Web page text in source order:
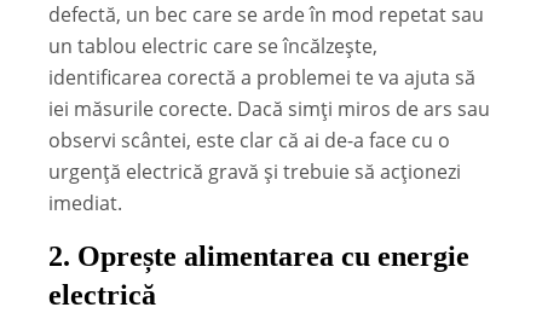
defectă, un bec care se arde în mod repetat sau
un tablou electric care se încălzește,
identificarea corectă a problemei te va ajuta să
iei măsurile corecte. Dacă simți miros de ars sau
observi scântei, este clar că ai de-a face cu o
urgență electrică gravă și trebuie să acționezi
imediat.
2. Oprește alimentarea cu energie
electrică